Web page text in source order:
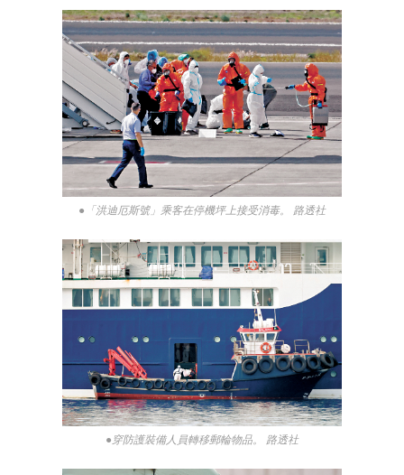
●「洪迪厄斯號」乘客在停機坪上接受消毒。 路透社
●穿防護裝備人員轉移郵輪物品。 路透社